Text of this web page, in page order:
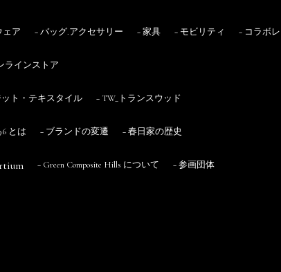
ェア − バッグ.アクセサリー − 家具 − モビリティ − コラボ
ラインストア
ット・テキスタイル − TW_トランスウッド
とは − ブランドの変遷 − 春日家の歴史
− Green Composite Hills について − 参画団体